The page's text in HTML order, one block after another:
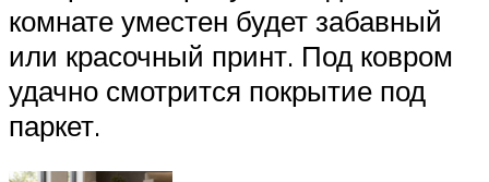
комнате уместен будет забавный
или красочный принт. Под ковром
удачно смотрится покрытие под
паркет.